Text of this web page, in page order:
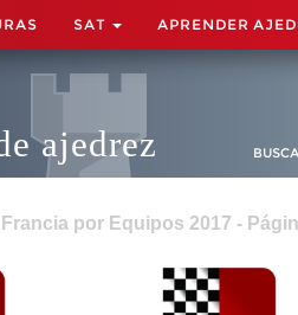
SAT APRENDER
ajedrez
por Equipos 2017 -